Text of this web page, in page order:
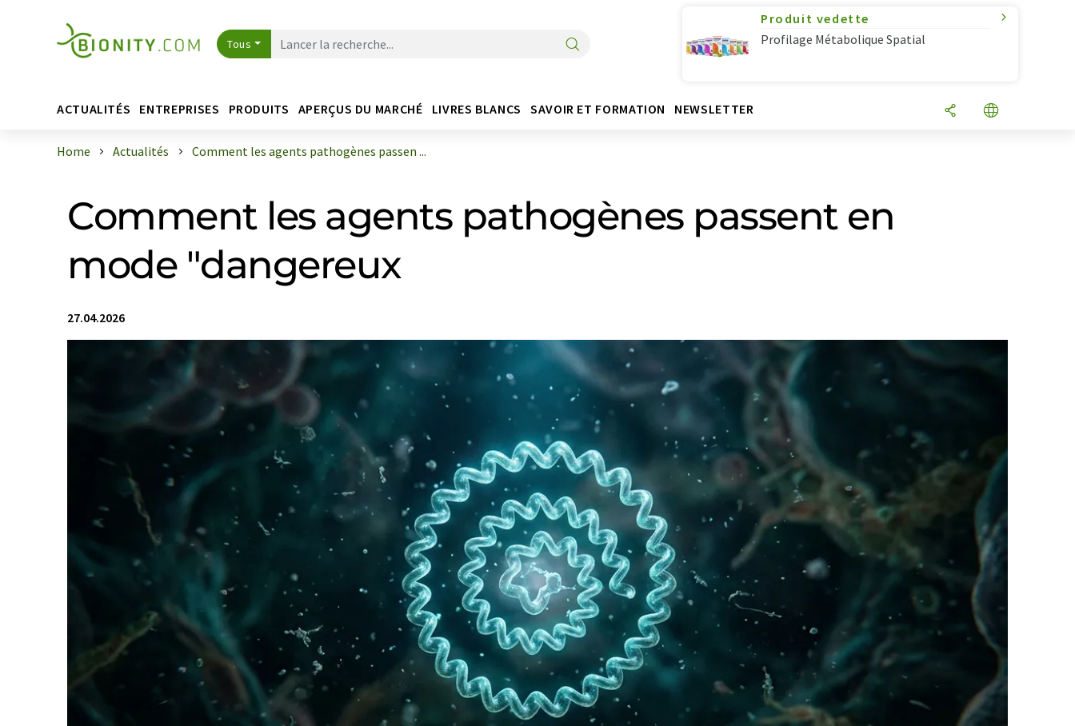
Tous
Produit vedette
Profilage Métabolique Spatial
ACTUALITÉS ENTREPRISES PRODUITS APERÇUS DU MARCHÉ LIVRES BLANCS SAVOIR ET FORMATION NEWSLETTER
Home Actualités Comment les agents pathogènes passen ...
Comment les agents pathogènes passent en
mode "dangereux
27.04.2026